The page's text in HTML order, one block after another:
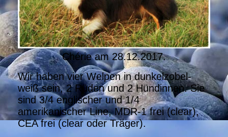
Chérie am 28.12.2017.
Wir haben vier Welpen in dunkelzobel-
weiß sein, 2 Rüden und 2 Hündinnen. Sie
sind 3/4 englischer und 1/4
amerikanischer Line, MDR-1 frei (clear),
CEA frei (clear oder Träger).